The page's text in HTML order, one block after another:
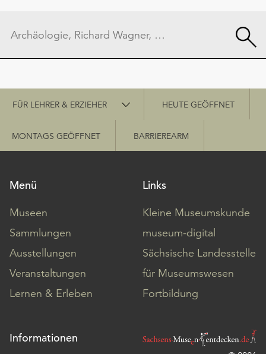
Schnellzugriff
FÜR LEHRER & ERZIEHER HEUTE GEÖFFNET
MONTAGS GEÖFFNET BARRIEREARM
Menü
Museen
Sammlungen
Ausstellungen
Veranstaltungen
Lernen & Erleben
Links
Kleine Museumskunde
museum-digital
Sächsische Landesstelle
für Museumswesen
Fortbildung
Informationen